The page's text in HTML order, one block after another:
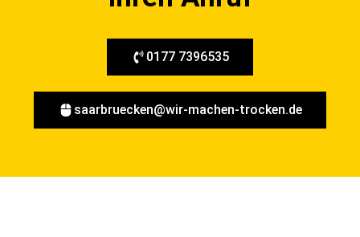
0177 7396535
saarbruecken@wir-machen-trocken.de